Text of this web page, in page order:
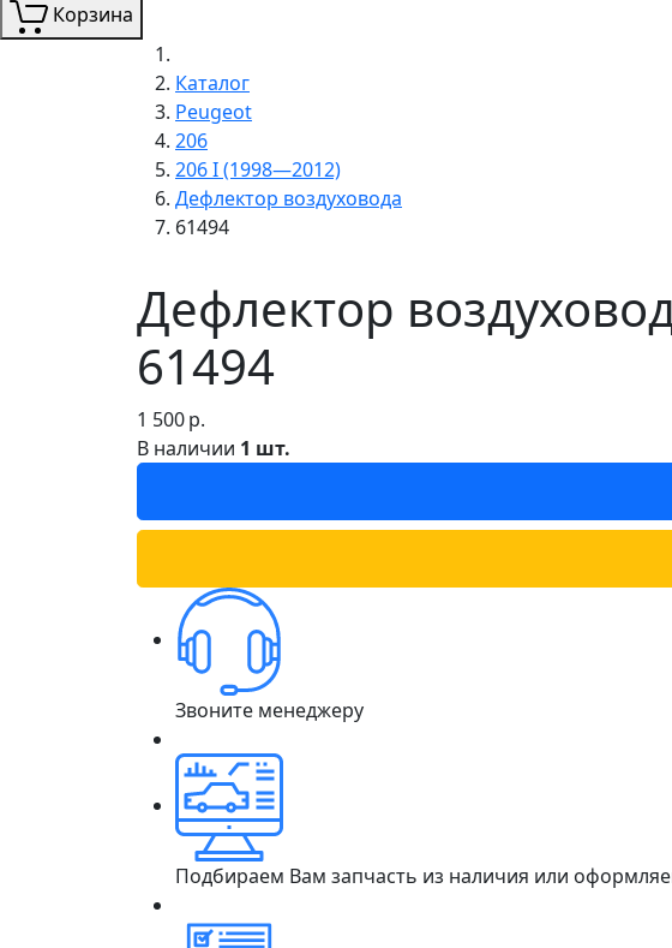
Корзина
Каталог
Peugeot
206
206 I (1998—2012)
Дефлектор воздуховода
61494
Дефлектор
61494
1 500р.
В наличии 1 шт.
Звоните менеджеру
Подбираем Вам запчасть из наличия или